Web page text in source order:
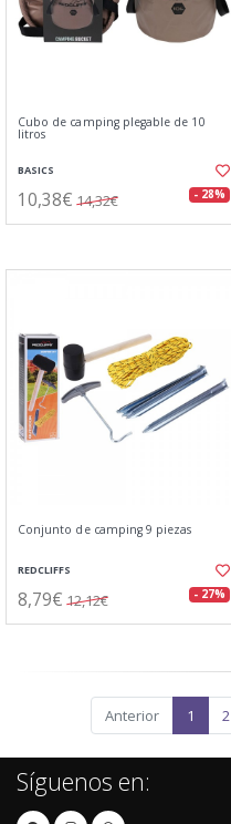
Cubo de camping plegable de 10
litros
BASICS
10,38€ 14,32€ - 28%
Conjunto de camping 9 piezas
REDCLIFFS
8,79€ 12,12€ - 27%
Anterior 1 2
Síguenos en: